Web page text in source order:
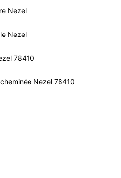
Nezel
Nezel
78410
Nezel 78410